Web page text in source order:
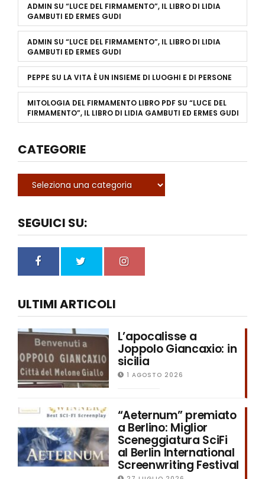
ADMIN SU “LUCE DEL FIRMAMENTO”, IL LIBRO DI LIDIA
GAMBUTI ED ERMES GUDI
ADMIN SU “LUCE DEL FIRMAMENTO”, IL LIBRO DI LIDIA
GAMBUTI ED ERMES GUDI
PEPPE SU LA VITA È UN INSIEME DI LUOGHI E DI PERSONE
MITOLOGIA DEL FIRMAMENTO LIBRO PDF SU “LUCE DEL
FIRMAMENTO”, IL LIBRO DI LIDIA GAMBUTI ED ERMES GUDI
CATEGORIE
SEGUICI SU:
ULTIMI ARTICOLI
L’apocalisse a
Joppolo Giancaxio: in
sicilia
1 AGOSTO 2026
“Aeternum” premiato
a Berlino: Miglior
Sceneggiatura SciFi
al Berlin International
Screenwriting Festival